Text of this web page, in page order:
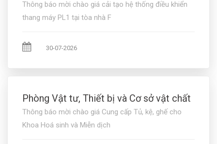
Thông báo mời chào giá cải tạo hệ thống điều khiển
thang máy PL1 tại tòa nhà F
30-07-2026
Phòng Vật tư, Thiết bị và Cơ sở vật chất
Thông báo mời chào giá Cung cấp Tủ, kệ, ghế cho
Khoa Hoá sinh và Miễn dịch